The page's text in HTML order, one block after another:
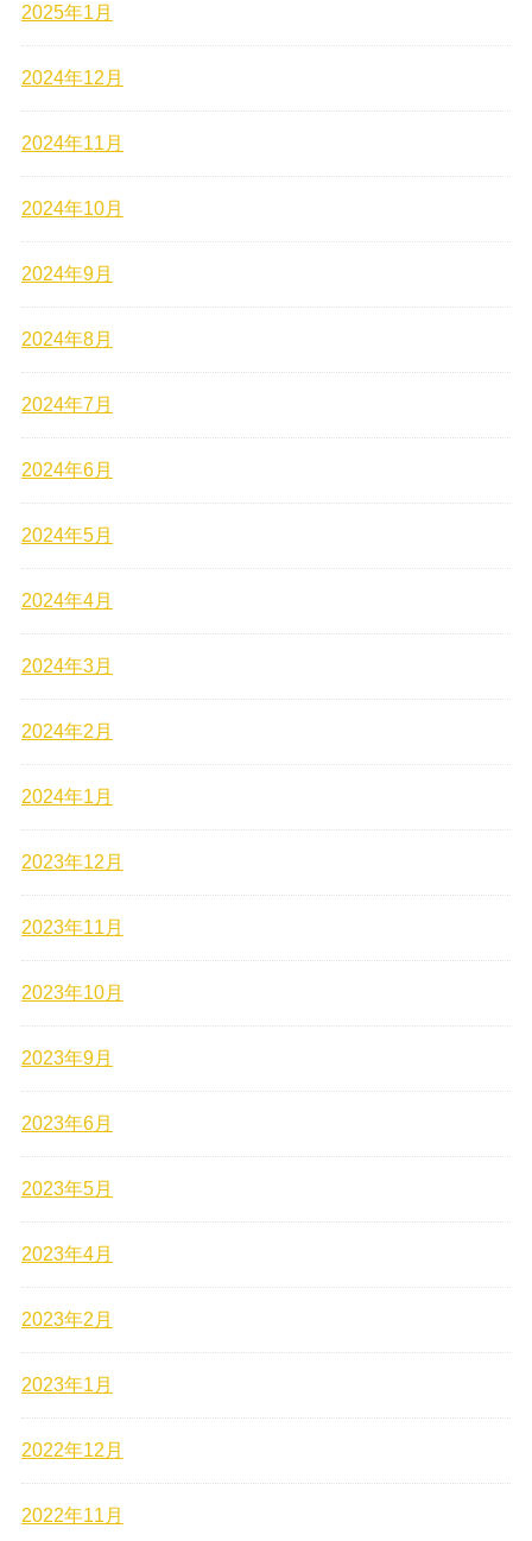
2025年1月
2024年12月
2024年11月
2024年10月
2024年9月
2024年8月
2024年7月
2024年6月
2024年5月
2024年4月
2024年3月
2024年2月
2024年1月
2023年12月
2023年11月
2023年10月
2023年9月
2023年6月
2023年5月
2023年4月
2023年2月
2023年1月
2022年12月
2022年11月